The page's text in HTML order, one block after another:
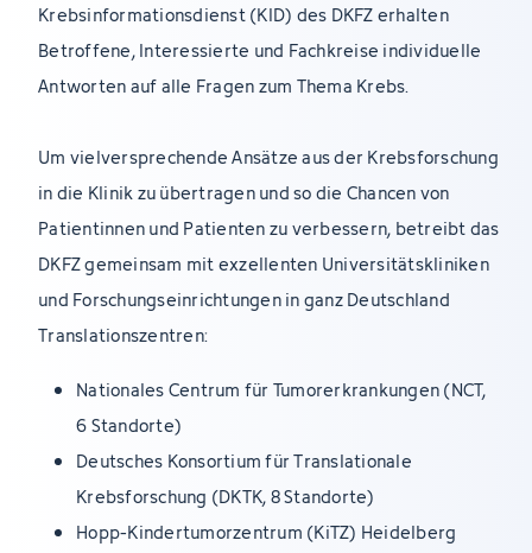
Krebsinformationsdienst (KID) des DKFZ erhalten
Betroffene, Interessierte und Fachkreise individuelle
Antworten auf alle Fragen zum Thema Krebs.
Um vielversprechende Ansätze aus der Krebsforschung
in die Klinik zu übertragen und so die Chancen von
Patientinnen und Patienten zu verbessern, betreibt das
DKFZ gemeinsam mit exzellenten Universitätskliniken
und Forschungseinrichtungen in ganz Deutschland
Translationszentren:
Nationales Centrum für Tumorerkrankungen (NCT,
6 Standorte)
Deutsches Konsortium für Translationale
Krebsforschung (DKTK, 8 Standorte)
Hopp-Kindertumorzentrum (KiTZ) Heidelberg